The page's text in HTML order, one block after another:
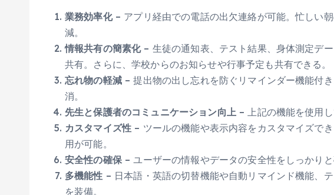
業務効率化– アプリ経由での電話の出欠連絡が可能。忙しい
減。
情報共有の簡素化– 生徒の通知表、テスト結果、身体測定デ
共有。さらに、学校からのお知らせや行事予定も共有できる。
忘れ物の軽減– 提出物の出し忘れを防ぐリマインダー機能付
消。
先生と保護者のコミュニケーション向上– 上記の機能を使用し
カスタマイズ性 – ツールの機能や表示内容をカスタマイズで
用が可能。
安全性の確保– ユーザーの情報やデータの安全性をしっかりと
多機能性 – 日本語・英語の切替機能や自動リマインド機能、
を装備。